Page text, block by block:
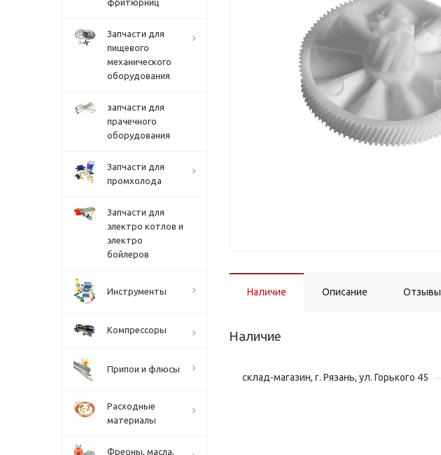
Наличие Описание Отзывы
Наличие
склад-магазин, г. Рязань, ул. Горького 45
фритюрниц
Запчасти для
пищевого
механического
оборудования
запчасти для
прачечного
оборудования
Запчасти для
промхолода
Запчасти для
электро котлов и
электро
бойлеров
Инструменты
Компрессоры
Припои и флюсы
Расходные
материалы
Фреоны, масла,